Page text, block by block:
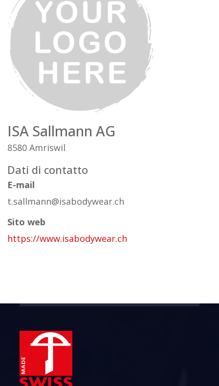
ISA Sallmann AG
8580 Amriswil
Dati di contatto
E-mail
t.sallmann@isabodywear.ch
Sito web
https://www.isabodywear.ch